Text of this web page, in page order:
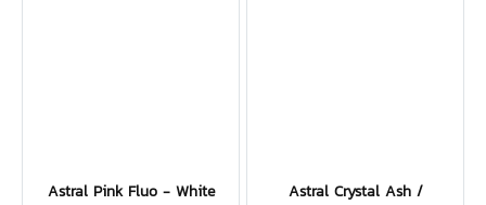
Astral Pink Fluo - White
Astral Crystal Ash /